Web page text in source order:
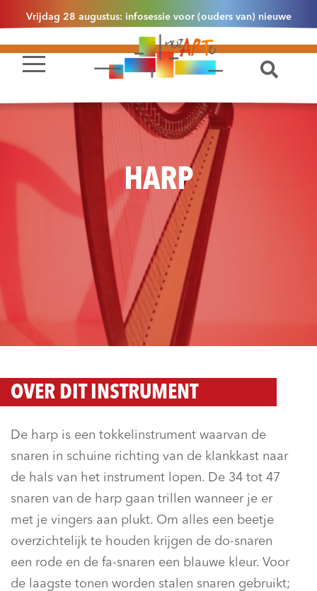
Vrijdag 28 augustus: infosessie voor (ouders van) nieuwe
leerlingen 2.1 om 13u30 in Essen
HARP
OVER DIT INSTRUMENT
De harp is een tokkelinstrument waarvan de
snaren in schuine richting van de klankkast naar
de hals van het instrument lopen. De 34 tot 47
snaren van de harp gaan trillen wanneer je er
met je vingers aan plukt. Om alles een beetje
overzichtelijk te houden krijgen de do-snaren
een rode en de fa-snaren een blauwe kleur. Voor
de laagste tonen worden stalen snaren gebruikt;